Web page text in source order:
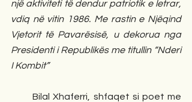
një aktiviteti të dendur patriotik e letrar,
vdiq në vitin 1986. Me rastin e Njëqind
Vjetorit të Pavarësisë, u dekorua nga
Presidenti i Republikës me titullin “Nderi
I Kombit”
       Bilal Xhaferri, shfaqet si poet me